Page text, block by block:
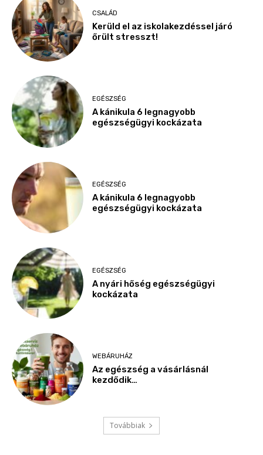
CSALÁD
Kerüld el az iskolakezdéssel járó
őrült stresszt!
EGÉSZSÉG
A kánikula 6 legnagyobb
egészségügyi kockázata
EGÉSZSÉG
A kánikula 6 legnagyobb
egészségügyi kockázata
EGÉSZSÉG
A nyári hőség egészségügyi
kockázata
WEBÁRUHÁZ
Az egészség a vásárlásnál
kezdődik…
Továbbiak